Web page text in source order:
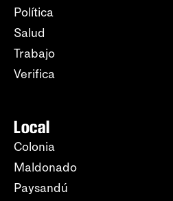
Política
Salud
Trabajo
Verifica
Local
Colonia
Maldonado
Paysandú